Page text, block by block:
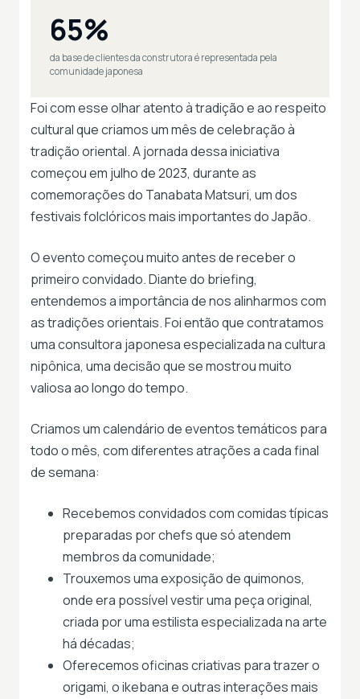
65%
da base de clientes da construtora é representada pela
comunidade japonesa
Foi com esse olhar atento à tradição e ao respeito
cultural que criamos um mês de celebração à
tradição oriental. A jornada dessa iniciativa
começou em julho de 2023, durante as
comemorações do Tanabata Matsuri, um dos
festivais folclóricos mais importantes do Japão.
O evento começou muito antes de receber o
primeiro convidado. Diante do briefing,
entendemos a importância de nos alinharmos com
as tradições orientais. Foi então que contratamos
uma consultora japonesa especializada na cultura
nipônica, uma decisão que se mostrou muito
valiosa ao longo do tempo.
Criamos um calendário de eventos temáticos para
todo o mês, com diferentes atrações a cada final
de semana:
Recebemos convidados com comidas típicas
preparadas por chefs que só atendem
membros da comunidade;
Trouxemos uma exposição de quimonos,
onde era possível vestir uma peça original,
criada por uma estilista especializada na arte
há décadas;
Oferecemos oficinas criativas para trazer o
origami, o ikebana e outras interações mais